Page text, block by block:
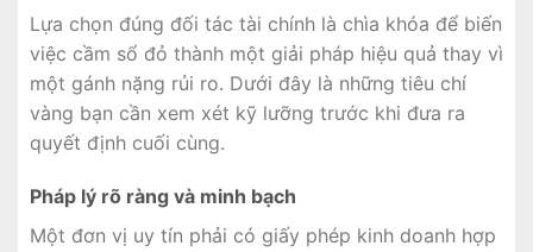
Lựa chọn đúng đối tác tài chính là chìa khóa để biến
việc cầm sổ đỏ thành một giải pháp hiệu quả thay vì
một gánh nặng rủi ro. Dưới đây là những tiêu chí
vàng bạn cần xem xét kỹ lưỡng trước khi đưa ra
quyết định cuối cùng.
Pháp lý rõ ràng và minh bạch
Một đơn vị uy tín phải có giấy phép kinh doanh hợp